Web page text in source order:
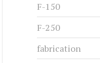
F-150
F-250
fabrication